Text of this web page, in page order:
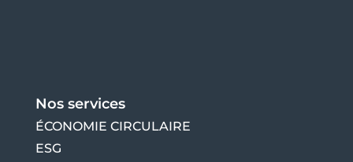
Nos services
ÉCONOMIE CIRCULAIRE
ESG